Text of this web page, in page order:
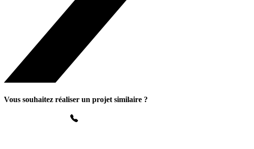
Vous souhaitez réaliser un projet similaire ?